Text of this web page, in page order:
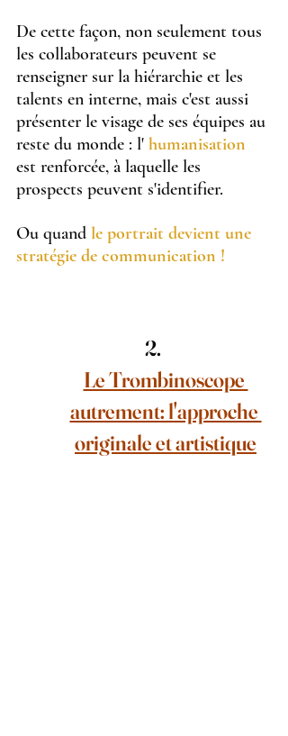
De cette façon, non seulement tous
les collaborateurs peuvent se
renseigner sur la hiérarchie et les
talents en interne, mais c'est aussi
présenter le visage de ses équipes au
reste du monde : l' humanisation
est renforcée, à laquelle les
prospects peuvent s'identifier.
Ou quand le portrait devient une
stratégie de communication !
Le Trombinoscope
autrement: l'approche
originale et artistique